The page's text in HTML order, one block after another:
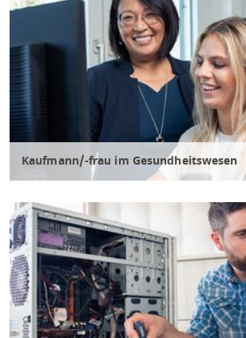
Kaufmann/-frau im Gesundheitswesen